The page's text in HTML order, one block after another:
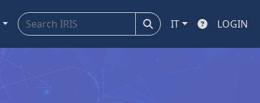
IT LOGIN